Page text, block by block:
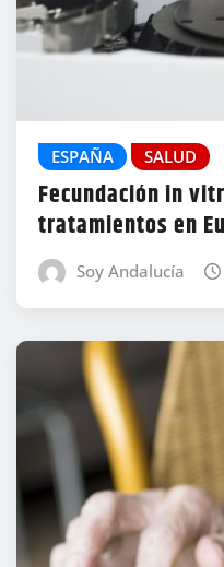
ESPAÑA SALUD
Fecundación in
tratamientos en
Soy Andalucía